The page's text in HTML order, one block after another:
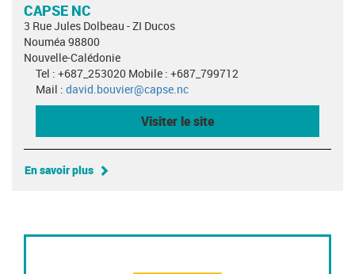
CAPSE NC
3 Rue Jules Dolbeau - ZI Ducos
Nouméa 98800
Nouvelle-Calédonie
Tel : +687_253020 Mobile : +687_799712
Mail : david.bouvier@capse.nc
Visiter le site
En savoir plus